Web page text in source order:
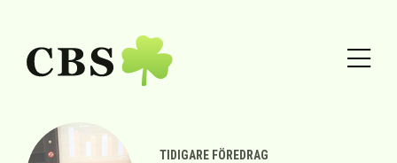
TIDIGARE FÖREDRAG